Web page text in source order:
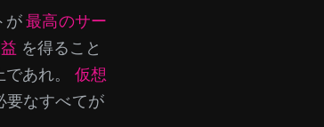
が 最高のサー
を得ること
あれ。
仮想
要なすべてが